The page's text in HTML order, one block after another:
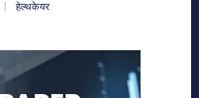
हेल्थकेयर